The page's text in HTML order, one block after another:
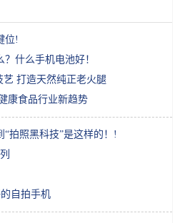
位!
什么手机电池好！
打造天然纯正老火腿
康食品行业新趋势
拍照黑科技”是这样的！!
自拍手机